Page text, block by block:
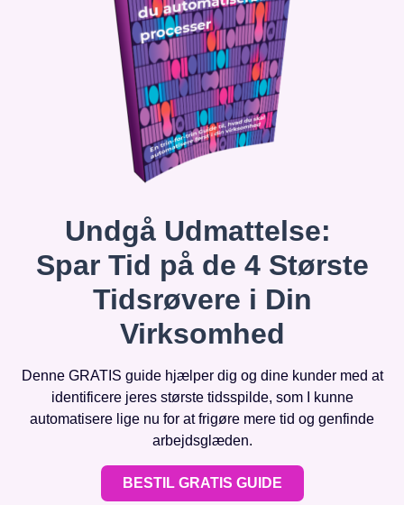
Undgå Udmattelse:
Spar Tid på de 4 Største
Tidsrøvere i Din
Virksomhed
Denne GRATIS guide hjælper dig og dine kunder med at
identificere jeres største tidsspilde, som I kunne
automatisere lige nu for at frigøre mere tid og genfinde
arbejdsglæden.
BESTIL GRATIS GUIDE